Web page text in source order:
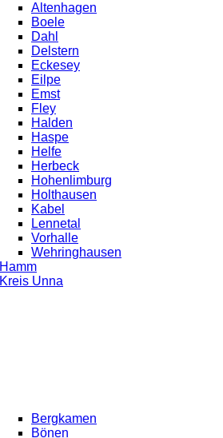
Altenhagen
Boele
Dahl
Delstern
Eckesey
Eilpe
Emst
Fley
Halden
Haspe
Helfe
Herbeck
Hohenlimburg
Holthausen
Kabel
Lennetal
Vorhalle
Wehringhausen
Hamm
Kreis Unna
Bergkamen
Bönen